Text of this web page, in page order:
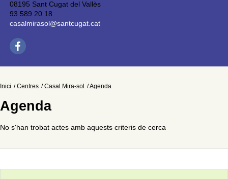
08195 Sant Cugat del Vallès
93 589 20 18
casalmirasol@santcugat.cat
Inici Centres Casal Mira-sol Agenda
Agenda
No s'han trobat actes amb aquests criteris de cerca